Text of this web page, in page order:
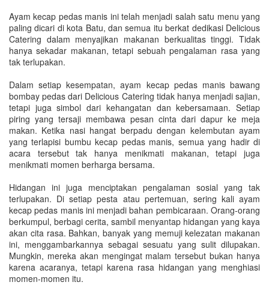
Ayam kecap pedas manis ini telah menjadi salah satu menu yang
paling dicari di kota Batu, dan semua itu berkat dedikasi Delicious
Catering dalam menyajikan makanan berkualitas tinggi. Tidak
hanya sekadar makanan, tetapi sebuah pengalaman rasa yang
tak terlupakan.
Dalam setiap kesempatan, ayam kecap pedas manis bawang
bombay pedas dari Delicious Catering tidak hanya menjadi sajian,
tetapi juga simbol dari kehangatan dan kebersamaan. Setiap
piring yang tersaji membawa pesan cinta dari dapur ke meja
makan. Ketika nasi hangat berpadu dengan kelembutan ayam
yang terlapisi bumbu kecap pedas manis, semua yang hadir di
acara tersebut tak hanya menikmati makanan, tetapi juga
menikmati momen berharga bersama.
Hidangan ini juga menciptakan pengalaman sosial yang tak
terlupakan. Di setiap pesta atau pertemuan, sering kali ayam
kecap pedas manis ini menjadi bahan pembicaraan. Orang-orang
berkumpul, berbagi cerita, sambil menyantap hidangan yang kaya
akan cita rasa. Bahkan, banyak yang memuji kelezatan makanan
ini, menggambarkannya sebagai sesuatu yang sulit dilupakan.
Mungkin, mereka akan mengingat malam tersebut bukan hanya
karena acaranya, tetapi karena rasa hidangan yang menghiasi
momen-momen itu.